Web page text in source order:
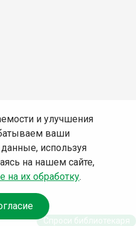
и улучшения
ваши
используя
на нашем сайте,
на их обработку.
Спроси библиотекаря